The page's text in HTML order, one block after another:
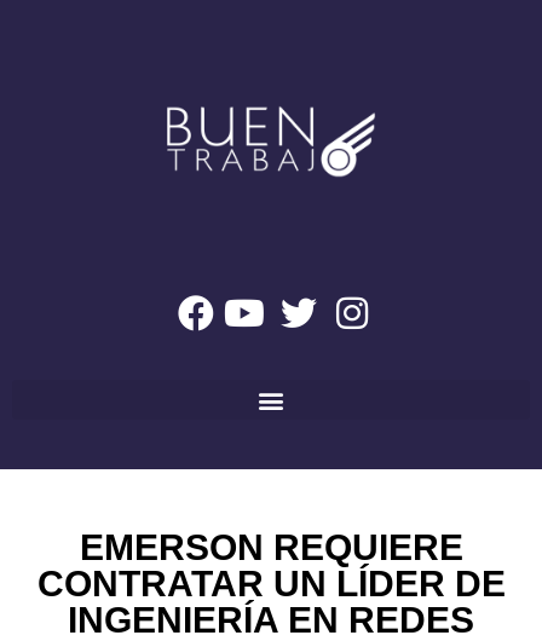
EMERSON REQUIERE
CONTRATAR UN LÍDER DE
INGENIERÍA EN REDES